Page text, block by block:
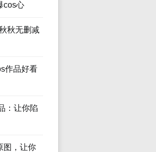
cos心
秋无删减
作品好看
：让你陷
图，让你